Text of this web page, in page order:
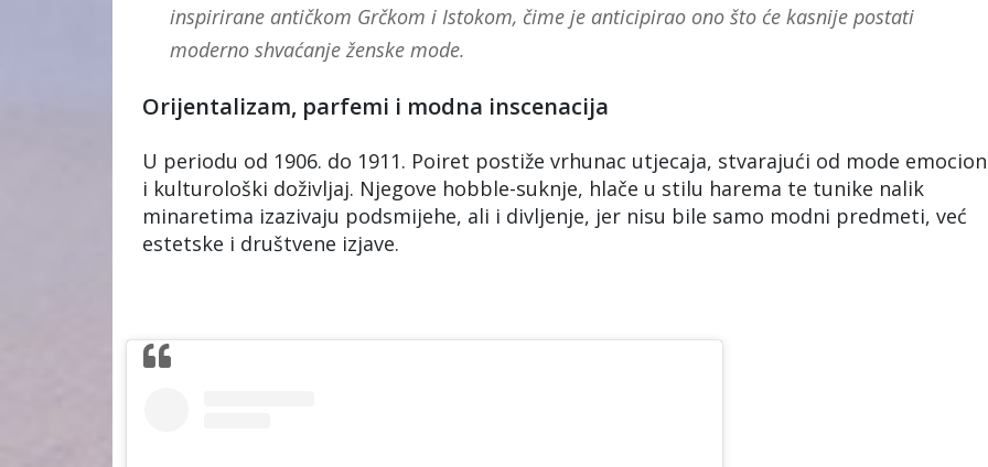
inspirirane antičkom Grčkom i Istokom, čime je anticipirao ono što će kasnije postati
moderno shvaćanje ženske mode.
Orijentalizam, parfemi i modna inscenacija
U periodu od 1906. do 1911. Poiret postiže vrhunac utjecaja, stvarajući od mode
i kulturološki doživljaj. Njegove hobble-suknje, hlače u stilu harema te tunike nalik
minaretima izazivaju podsmijehe, ali i divljenje, jer nisu bile samo modni predmeti, već
estetske i društvene izjave.